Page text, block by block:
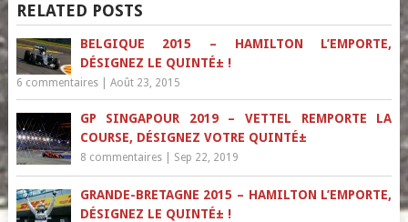
RELATED POSTS
BELGIQUE 2015 – HAMILTON L’EMPORTE,
DÉSIGNEZ LE QUINTÉ± !
6 commentaires| Août 23, 2015
GP SINGAPOUR 2019 – VETTEL REMPORTE LA
COURSE, DÉSIGNEZ VOTRE QUINTÉ±
8 commentaires| Sep 22, 2019
GRANDE-BRETAGNE 2015 – HAMILTON L’EMPORTE,
DÉSIGNEZ LE QUINTÉ± !